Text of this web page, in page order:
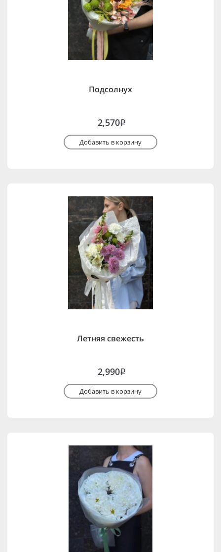
Подсолнух
2,570i
Добавить в корзину
Летняя свежесть
2,990i
Добавить в корзину